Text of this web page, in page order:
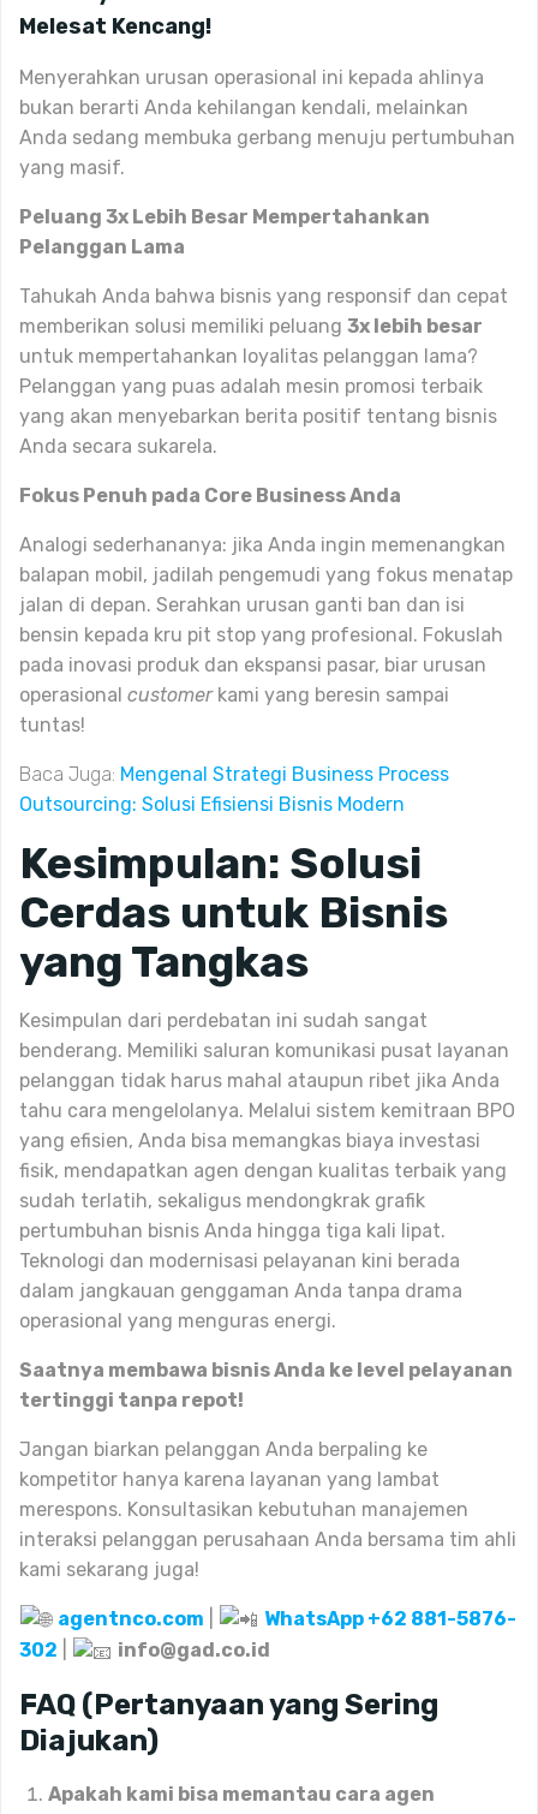
Melesat Kencang!
Menyerahkan urusan operasional ini kepada ahlinya
bukan berarti Anda kehilangan kendali, melainkan
Anda sedang membuka gerbang menuju pertumbuhan
yang masif.
Peluang 3x Lebih Besar Mempertahankan
Pelanggan Lama
Tahukah Anda bahwa bisnis yang responsif dan cepat
memberikan solusi memiliki peluang 3x lebih besar
untuk mempertahankan loyalitas pelanggan lama?
Pelanggan yang puas adalah mesin promosi terbaik
yang akan menyebarkan berita positif tentang bisnis
Anda secara sukarela.
Fokus Penuh pada Core Business Anda
Analogi sederhananya: jika Anda ingin memenangkan
balapan mobil, jadilah pengemudi yang fokus menatap
jalan di depan. Serahkan urusan ganti ban dan isi
bensin kepada kru pit stop yang profesional. Fokuslah
pada inovasi produk dan ekspansi pasar, biar urusan
operasional customerkami yang beresin sampai
tuntas!
Baca Juga: Mengenal Strategi Business Process
Outsourcing: Solusi Efisiensi Bisnis Modern
Kesimpulan: Solusi
Cerdas untuk Bisnis
yang Tangkas
Kesimpulan dari perdebatan ini sudah sangat
benderang. Memiliki saluran komunikasi pusat layanan
pelanggan tidak harus mahal ataupun ribet jika Anda
tahu cara mengelolanya. Melalui sistem kemitraan BPO
yang efisien, Anda bisa memangkas biaya investasi
fisik, mendapatkan agen dengan kualitas terbaik yang
sudah terlatih, sekaligus mendongkrak grafik
pertumbuhan bisnis Anda hingga tiga kali lipat.
Teknologi dan modernisasi pelayanan kini berada
dalam jangkauan genggaman Anda tanpa drama
operasional yang menguras energi.
Saatnya membawa bisnis Anda ke level pelayanan
tertinggi tanpa repot!
Jangan biarkan pelanggan Anda berpaling ke
kompetitor hanya karena layanan yang lambat
merespons. Konsultasikan kebutuhan manajemen
interaksi pelanggan perusahaan Anda bersama tim ahli
kami sekarang juga!
agentnco.com
WhatsApp +62 881-5876-
302
info@gad.co.id
FAQ (Pertanyaan yang Sering
Diajukan)
Apakah kami bisa memantau cara agen